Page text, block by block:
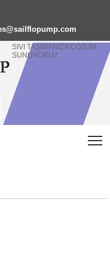
SIVI TAŞIMANIZA ÇÖZÜM
SUNUYORUZ